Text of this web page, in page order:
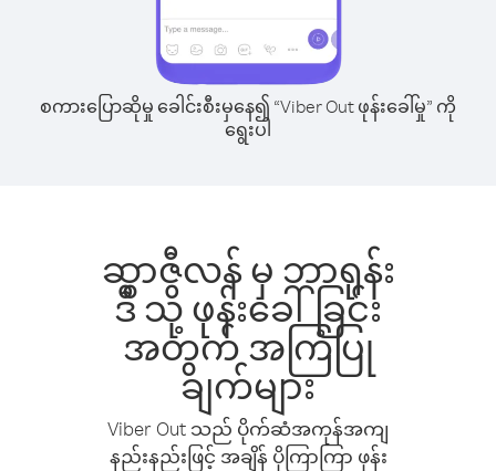
စကားပြောဆိုမှု ခေါင်းစီးမှနေ၍ “Viber Out ဖုန်းခေါ်မှု” ကို
ရွေးပါ
ဆွာဇီလန် မှ ဘာရုန်း
ဒီ သို့ ဖုန်းခေါ်ခြင်း
အတွက် အကြံပြု
ချက်များ
Viber Out သည် ပိုက်ဆံအကုန်အကျ
နည်းနည်းဖြင့် အချိန် ပိုကြာကြာ ဖုန်း